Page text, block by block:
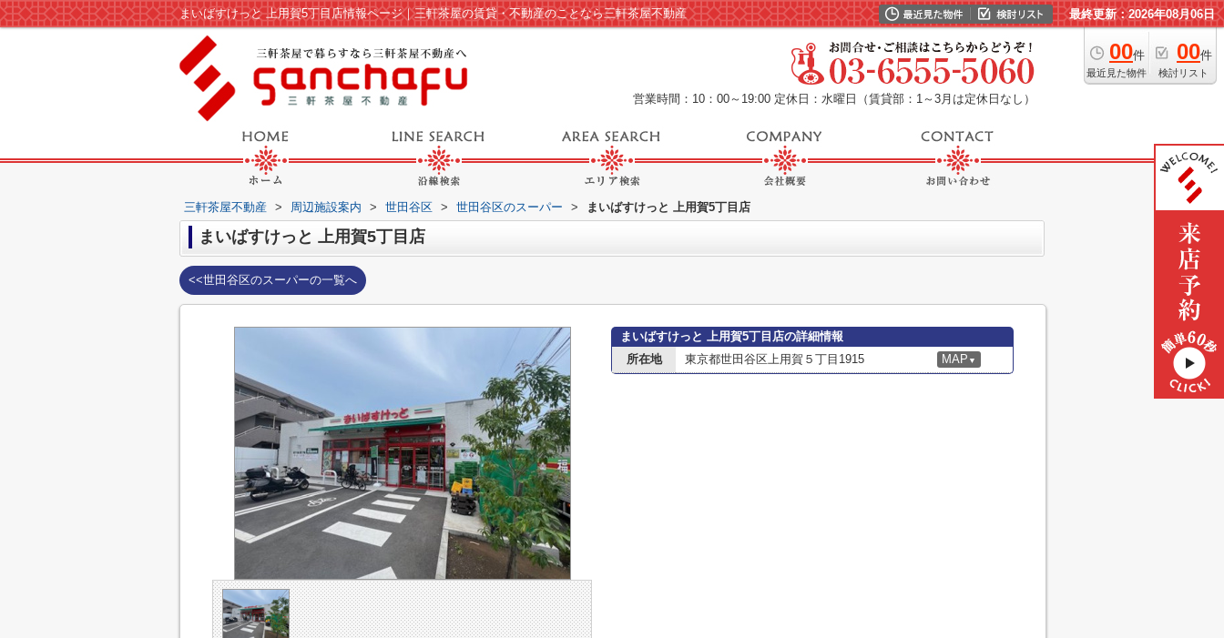
まいばすけっと 上用賀5丁目店情報ページ｜三軒茶屋の賃貸・不動産のことなら三軒茶屋不動産 最終更新：2026年08月06日
00件
最近見た物件
00件
検討リスト
営業時間：10：00～19:00 定休日：水曜日（賃貸部：1～3月は定休日なし）
三軒茶屋不動産 > 周辺施設案内 > 世田谷区 > 世田谷区のスーパー > まいばすけっと 上用賀5丁目店
まいばすけっと 上用賀5丁目店
<<世田谷区のスーパーの一覧へ
まいばすけっと 上用賀5丁目店の詳細情報
所在地
東京都世田谷区上用賀５丁目1915 MAP ▼